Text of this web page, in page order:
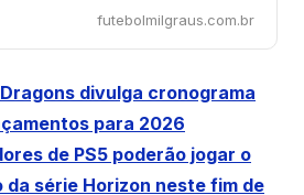
futebolmilgraus.com.br
divulga cronograma
para 2026
de PS5 poderão jogar o
da série Horizon neste fim de